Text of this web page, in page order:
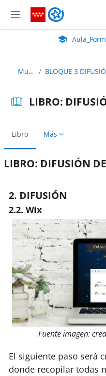
Panel lateral
Aula Virtual
Mus24
LIBRO:
Libro Más
LIBRO: DIFUSIÓN
2. DIFUSIÓN
2.2. Wix
Fuente imagen:
El siguiente paso será
donde recopilar todas